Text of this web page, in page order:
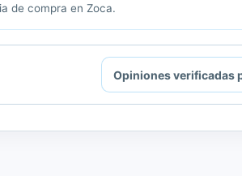
de compra en Zoca.
Opiniones verificadas